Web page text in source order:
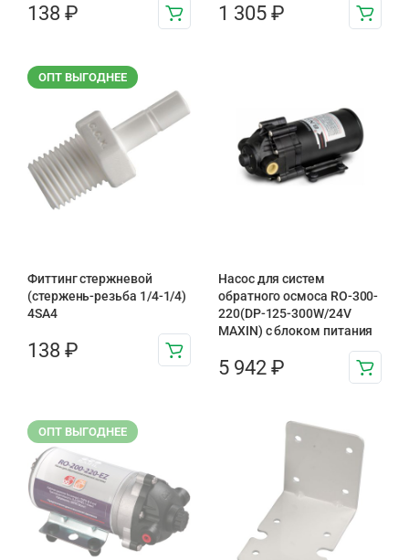
138 ₽ 1 305 ₽
ОПТ ВЫГОДНЕЕ
Фиттинг стержневой
(стержень-резьба 1/4-1/4)
4SA4
138 ₽
Насос для систем
обратного осмоса RO-300-
220(DP-125-300W/24V
MAXIN) с блоком питания
5 942 ₽
ОПТ ВЫГОДНЕЕ